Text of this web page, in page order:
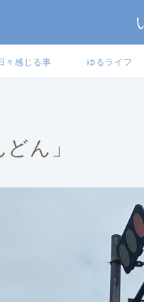
々感じる事 ゆるライフ
ん」